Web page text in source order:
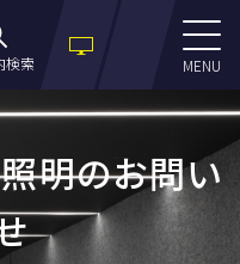
MENU
検索
明のお問い